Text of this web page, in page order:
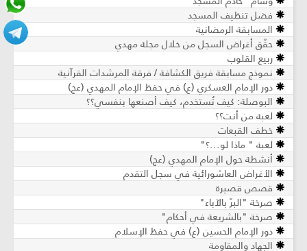
فضل تنظيف المسجد
المسابقة الرمضانية
حقّق أغراض السجل من خلال مجلة مهدي
ربيع القلوب
نموذج مسابقة فريق الكشافة / فرقة المرشدات القرآنية
دور الإمام العسكري (ع) في حفظ الإمام المهدي (عج)
البوصلة: كيف تُستخدم، كيف أصنعها بنفسي؟؟
لعبة من أنت؟؟
خطف القبعات
لعبة " ماذا لو...؟"
أنشطة حول الإمام المهدي (عج)
الأغراض العاشورائية في سجل التقدم
قصص قصيرة
صرخة "البرّ بالآباء"
صرخة "بالشريعة في أحكام"
دور الإمام الحسين (ع) في حفظ الإسلام
الجهاد والمقاومة